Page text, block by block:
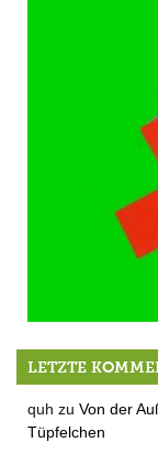
Stille Nacht
LETZTE
quh zu Von der
Tüpfelchen